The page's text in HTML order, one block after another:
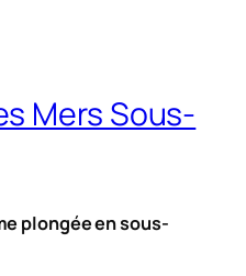
Mers Sous-
plongée en sous-